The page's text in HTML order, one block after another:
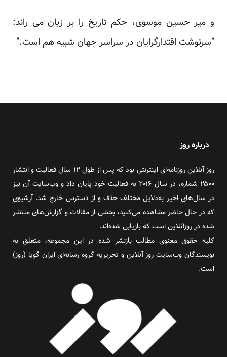
و میر حسین موسوی، حکم تاریخ را بر زبان می راند:
“سرنوشت اقتدارگرایان در سراسر جهان شبیه هم است.”
درباره روز
روز آنلاین روزنامه‌ای اینترنتی بود که پس از طول ۱۲ سال فعالیت و انتشار
۲۵۰۰ شماره، در سال ۲۰۱۶ به فعالیت خود پایان داد و وب‌سایت آن نیز
در سال‌های اخیر به‌دلایل مختلف حذف و از دسترس خارج شد. آرشیوی
که در حال حاضر مشاهده می‌کنید، بخشی از مقالات و گزارش‌های منتشر
شده در روزآنلاین است که بازیابی شده‌اند.
کلیه حقوق معنوی مطالب بازنشر شده در این مجموعه، متعلق به
نویسندگان وب‌سایت روز آنلاین و تحریریه گروه رسانه‌ای ایران گویا (روز)
است.